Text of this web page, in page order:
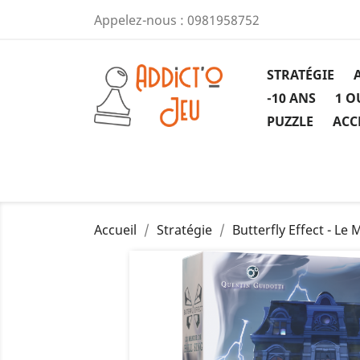
Appelez-nous : 0981958752
STRATÉGIE
-10 ANS
1
PUZZLE
Accueil Stratégie Butterfly Effect - Le